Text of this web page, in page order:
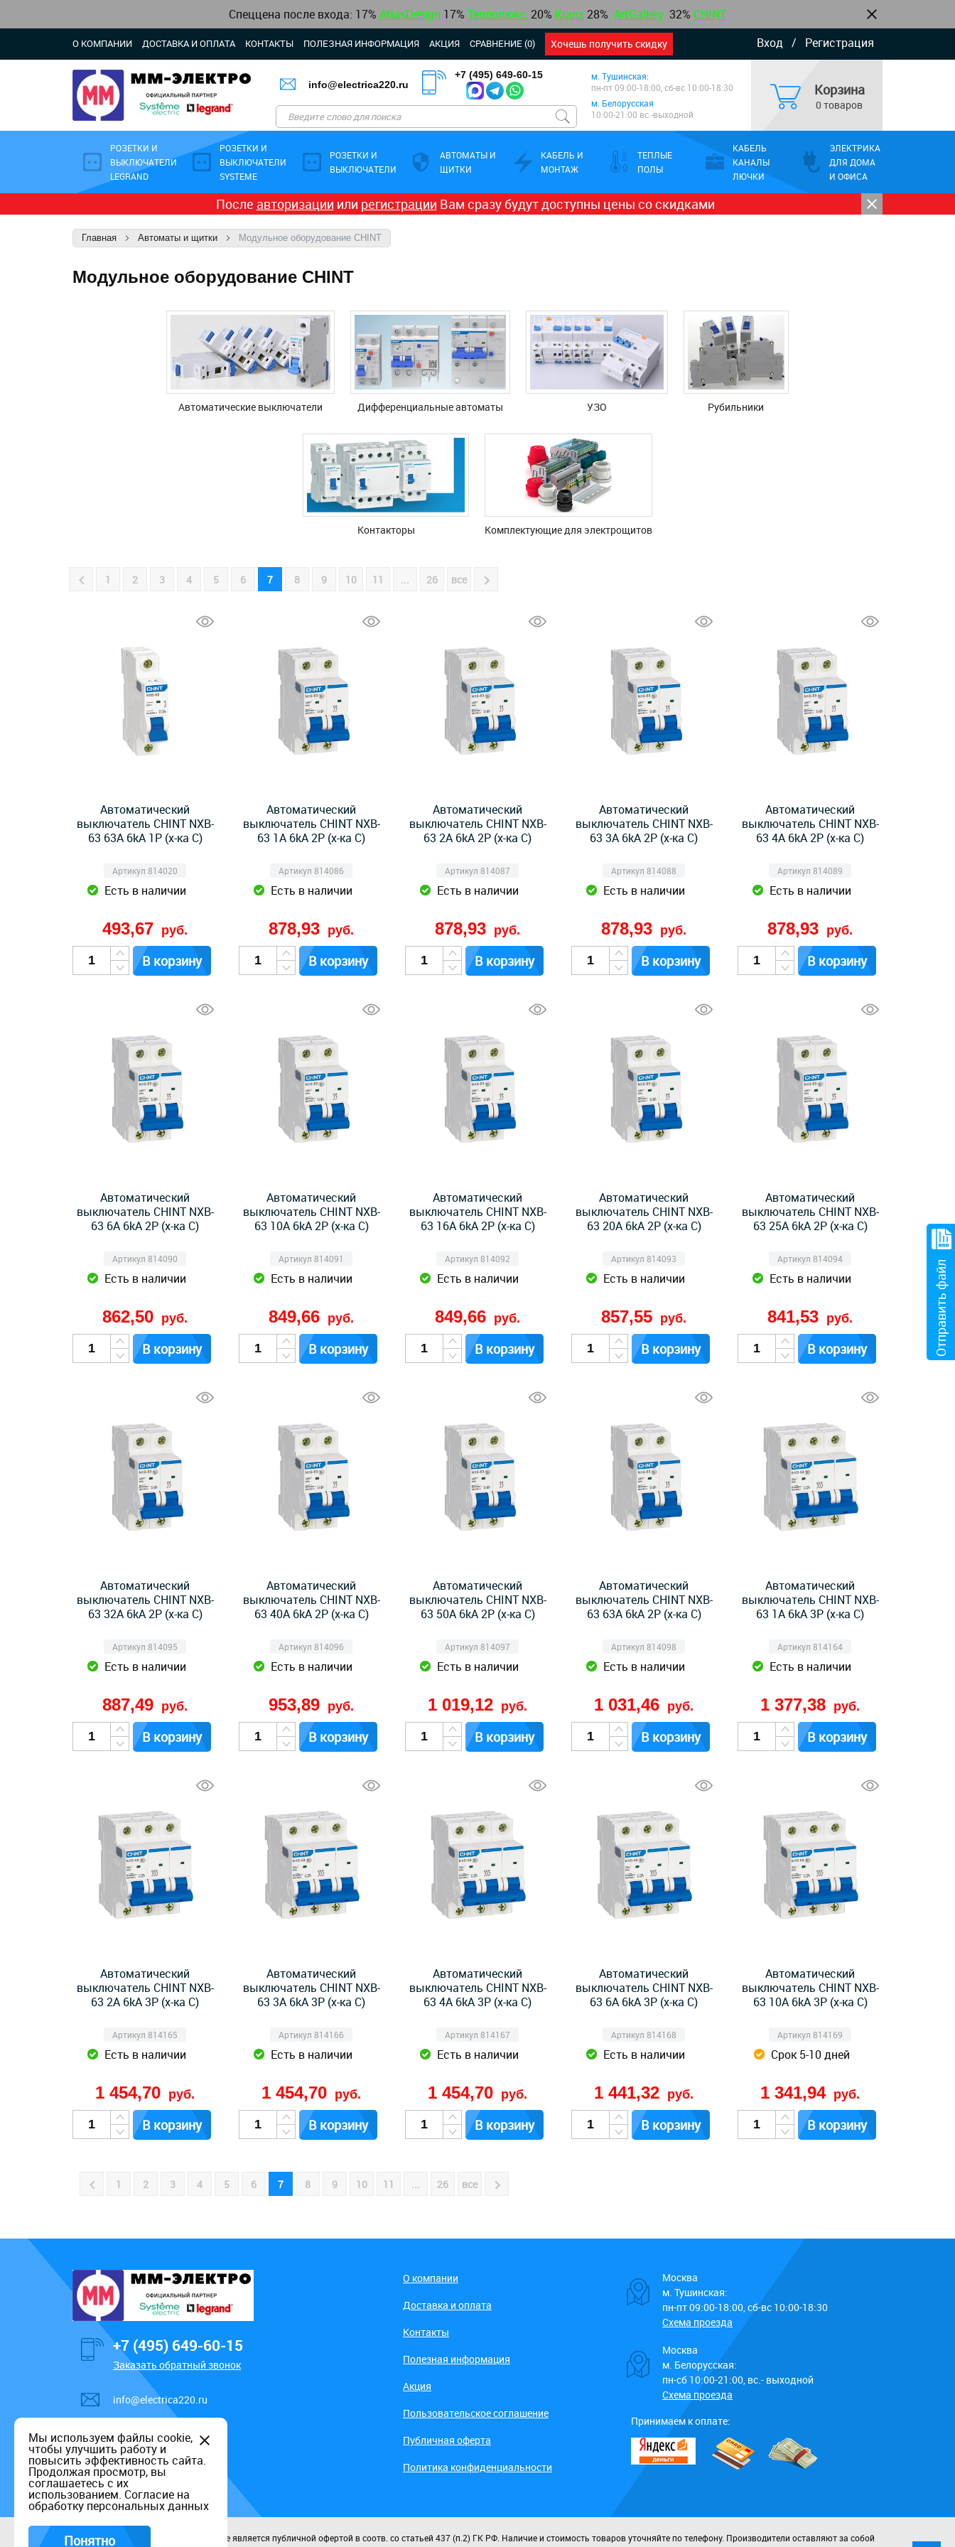
Спеццена после входа: 17% AtlasDesign 17% Теплолюкс, 20% Kranz 28% ArtGallery 32% CHINT
Вход / Регистрация
О КОМПАНИИ ДОСТАВКА И ОПЛАТА КОНТАКТЫ ПОЛЕЗНАЯ ИНФОРМАЦИЯ АКЦИЯ СРАВНЕНИЕ (0) Хочешь получить скидку
info@electrica220.ru
+7 (495) 649-60-15
м. Тушинская:
пн-пт 09:00-18:00, сб-вс 10:00-18:30
м. Белорусская
10:00-21:00 вс.-выходной
Корзина
0 товаров
РОЗЕТКИ И
ВЫКЛЮЧАТЕЛИ
LEGRAND
РОЗЕТКИ И
ВЫКЛЮЧАТЕЛИ
SYSTEME
РОЗЕТКИ И
ВЫКЛЮЧАТЕЛИ
АВТОМАТЫ И
ЩИТКИ
КАБЕЛЬ И
МОНТАЖ
ТЕПЛЫЕ
ПОЛЫ
КАБЕЛЬ
КАНАЛЫ
ЛЮЧКИ
ЭЛЕКТРИКА
ДЛЯ ДОМА
И ОФИСА
После авторизации или регистрации Вам сразу будут доступны цены со скидками
Главная Автоматы и щитки Модульное оборудование CHINT
Модульное оборудование CHINT
Автоматические выключатели Дифференциальные автоматы УЗО Рубильники
Контакторы Комплектующие для электрощитов
1 2 3 4 5 6 7 8 9 10 11 ... 26 все
Автоматический
выключатель CHINT NXB-
63 63А 6kA 1P (х-ка C)
Артикул 814020
Есть в наличии
493,67 руб.
В корзину
Автоматический
выключатель CHINT NXB-
63 1А 6kA 2P (х-ка C)
Артикул 814086
Есть в наличии
878,93 руб.
В корзину
Автоматический
выключатель CHINT NXB-
63 2А 6kA 2P (х-ка C)
Артикул 814087
Есть в наличии
878,93 руб.
В корзину
Автоматический
выключатель CHINT NXB-
63 3А 6kA 2P (х-ка C)
Артикул 814088
Есть в наличии
878,93 руб.
В корзину
Автоматический
выключатель CHINT NXB-
63 4А 6kA 2P (х-ка C)
Артикул 814089
Есть в наличии
878,93 руб.
В корзину
Автоматический
выключатель CHINT NXB-
63 6А 6kA 2P (х-ка C)
Артикул 814090
Есть в наличии
862,50 руб.
В корзину
Автоматический
выключатель CHINT NXB-
63 10А 6kA 2P (х-ка C)
Артикул 814091
Есть в наличии
849,66 руб.
В корзину
Автоматический
выключатель CHINT NXB-
63 16А 6kA 2P (х-ка C)
Артикул 814092
Есть в наличии
849,66 руб.
В корзину
Автоматический
выключатель CHINT NXB-
63 20А 6kA 2P (х-ка C)
Артикул 814093
Есть в наличии
857,55 руб.
В корзину
Автоматический
выключатель CHINT NXB-
63 25А 6kA 2P (х-ка C)
Артикул 814094
Есть в наличии
841,53 руб.
В корзину
Автоматический
выключатель CHINT NXB-
63 32А 6kA 2P (х-ка C)
Артикул 814095
Есть в наличии
887,49 руб.
В корзину
Автоматический
выключатель CHINT NXB-
63 40А 6kA 2P (х-ка C)
Артикул 814096
Есть в наличии
953,89 руб.
В корзину
Автоматический
выключатель CHINT NXB-
63 50А 6kA 2P (х-ка C)
Артикул 814097
Есть в наличии
1 019,12 руб.
В корзину
Автоматический
выключатель CHINT NXB-
63 63А 6kA 2P (х-ка C)
Артикул 814098
Есть в наличии
1 031,46 руб.
В корзину
Автоматический
выключатель CHINT NXB-
63 1А 6kA 3P (х-ка C)
Артикул 814164
Есть в наличии
1 377,38 руб.
В корзину
Автоматический
выключатель CHINT NXB-
63 2А 6kA 3P (х-ка C)
Артикул 814165
Есть в наличии
1 454,70 руб.
В корзину
Автоматический
выключатель CHINT NXB-
63 3А 6kA 3P (х-ка C)
Артикул 814166
Есть в наличии
1 454,70 руб.
В корзину
Автоматический
выключатель CHINT NXB-
63 4А 6kA 3P (х-ка C)
Артикул 814167
Есть в наличии
1 454,70 руб.
В корзину
Автоматический
выключатель CHINT NXB-
63 6А 6kA 3P (х-ка C)
Артикул 814168
Есть в наличии
1 441,32 руб.
В корзину
Автоматический
выключатель CHINT NXB-
63 10А 6kA 3P (х-ка C)
Артикул 814169
Срок 5-10 дней
1 341,94 руб.
В корзину
1 2 3 4 5 6 7 8 9 10 11 ... 26 все
+7 (495) 649-60-15
Заказать обратный звонок
info@electrica220.ru
О компании
Доставка и оплата
Контакты
Полезная информация
Акция
Пользовательское соглашение
Публичная оферта
Политика конфиденциальности
Москва
м. Тушинская:
пн-пт 09:00-18:00, сб-вс 10:00-18:30
Схема проезда
Москва
м. Белорусская:
пн-сб 10:00-21:00, вс.- выходной
Схема проезда
Принимаем к оплате:
Данный информационный ресурс не является публичной офертой в соотв. со статьей 437 (п.2) ГК РФ. Наличие и стоимость товаров уточняйте по телефону. Производители оставляют за собой
Отправить файл
Мы используем файлы cookie,
чтобы улучшить работу и
повысить эффективность сайта.
Продолжая просмотр, вы
соглашаетесь с их
использованием. Согласие на
обработку персональных данных
Понятно